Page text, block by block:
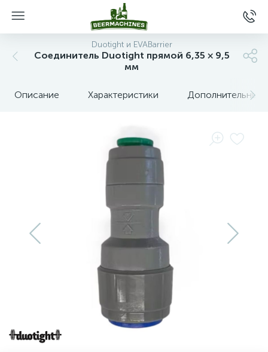
Duotight и EVABarrier
Соединитель Duotight прямой 6,35 × 9,5
мм
Описание Характеристики Дополнительные